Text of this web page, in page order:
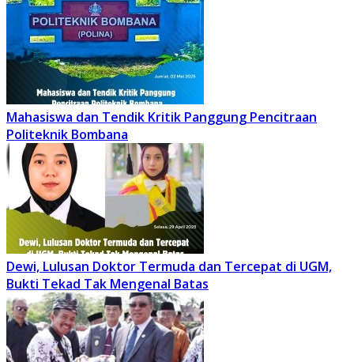
Mahasiswa dan Tendik Kritik Panggung Pencitraan
Politeknik Bombana
Dewi, Lulusan Doktor Termuda dan Tercepat di UGM,
Bukti Tekad Tak Mengenal Batas